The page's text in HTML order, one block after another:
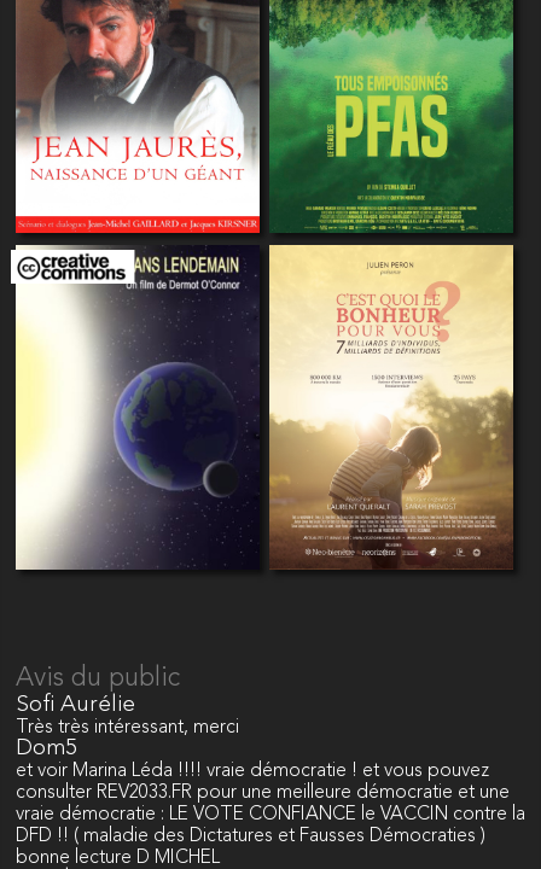
Avis du public
Sofi Aurélie
Très très intéressant, merci
Dom5
et voir Marina Léda !!!! vraie démocratie ! et vous pouvez
consulter REV2033.FR pour une meilleure démocratie et une
vraie démocratie : LE VOTE CONFIANCE le VACCIN contre la
DFD !! ( maladie des Dictatures et Fausses Démocraties )
bonne lecture D MICHEL